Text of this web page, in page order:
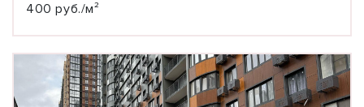
400 руб./м²